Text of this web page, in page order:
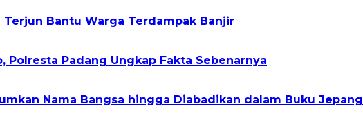
Bantu Warga Terdampak Banjir
Padang Ungkap Fakta Sebenarnya
Nama Bangsa hingga Diabadikan dalam Buku Jepang